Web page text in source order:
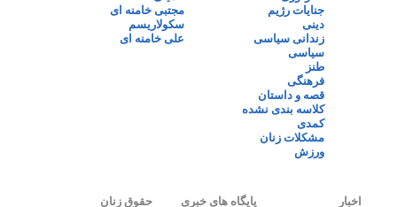
جنایات رژیم
دینی
زندانی سیاسی
سیاسی
طنز
فرهنگی
قصه و داستان
کلاسه بندی نشده
کمدی
مشکلات زنان
ورزش
مجتبی خامنه ای
سکولاریسم
علی خامنه ای
اخبار پایگاه های خبری حقوق زنان